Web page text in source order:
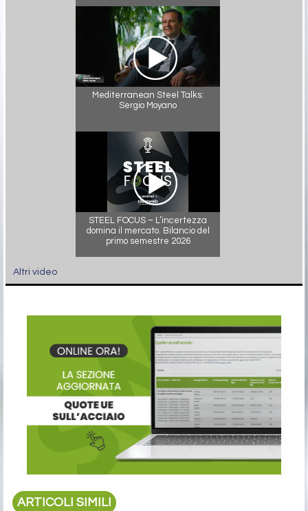
Mediterranean Steel Talks:
Sergio Moyano
STEEL FOCUS – L’incertezza
domina il mercato. Bilancio del
primo semestre 2026
Altri video
ARTICOLI SIMILI